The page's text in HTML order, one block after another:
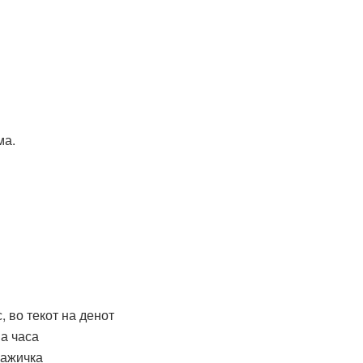
во текот на денот
часа